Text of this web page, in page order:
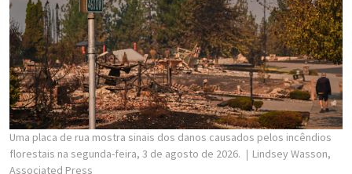
Uma placa de rua mostra sinais dos danos causados pelos incêndios
florestais na segunda-feira, 3 de agosto de 2026.
Lindsey Wasson,
Associated Press